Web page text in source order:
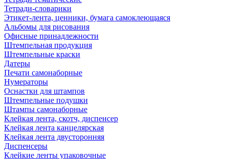
Тетради-словарики
Этикет-лента, ценники, бумага самоклеющаяся
Альбомы для рисования
Офисные принадлежности
Штемпельная продукция
Штемпельные краски
Датеры
Печати самонаборные
Нумераторы
Оснастки для штампов
Штемпельные подушки
Штампы самонаборные
Клейкая лента, скотч, диспенсер
Клейкая лента канцелярская
Клейкая лента двусторонняя
Диспенсеры
Клейкие ленты упаковочные